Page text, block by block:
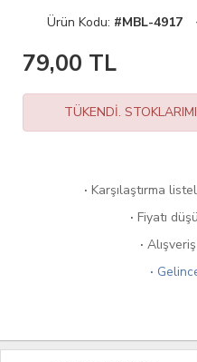
Ürün Kodu: #MBL-4917
79,00 TL
TÜKENDİ.
· Karşılaştırma
· Fiyatı
·
·